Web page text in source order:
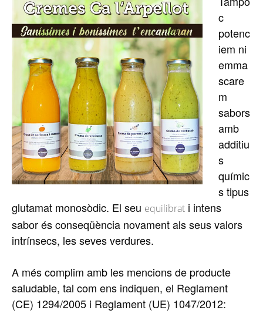
c
potenc
iem ni
emma
scare
m
sabors
amb
additiu
s
químic
s tipus
glutamat monosòdic. El seu equilibrat i intens
sabor és conseqüència novament als seus valors
intrínsecs, les seves verdures.
A més complim amb les mencions de producte
saludable, tal com ens indiquen, el Reglament
(CE) 1294/2005 i Reglament (UE) 1047/2012: